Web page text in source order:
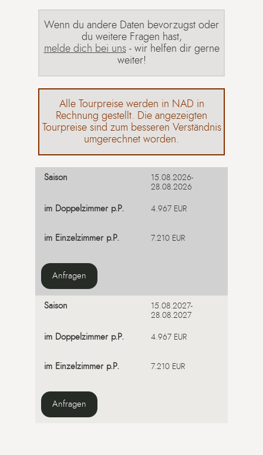
Wenn du andere Daten bevorzugst oder
du weitere Fragen hast,
melde dich bei uns- wir helfen dir gerne
weiter!
Alle Tourpreise werden in NAD in
Rechnung gestellt. Die angezeigten
Tourpreise sind zum besseren Verständnis
umgerechnet worden.
15.08.2026-
28.08.2026
4.967 EUR
7.210 EUR
Anfragen
15.08.2027-
28.08.2027
4.967 EUR
7.210 EUR
Anfragen